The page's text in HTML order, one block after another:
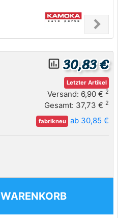
chevron_right
Next
insert_chart_outlined 30,83 €
Letzter Artikel
Versand: 6,90 € 2
Gesamt: 37,73 € 2
fabrikneu ab 30,85 €
WARENKORB